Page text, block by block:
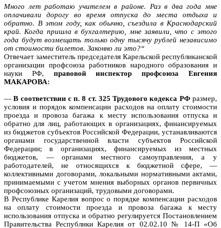
Много лет работаю учителем в районе. Раз в два года мне
оплачивали дорогу во время отпуска до места отдыха и
обратно. В этом году, как обычно, съездила в Краснодарский
край. Когда пришла в бухгалтерию, мне заявили, что с этого
года будут возмещать только одну тысячу рублей независимо
от стоимости билетов. Законно ли это?“
Отвечает заместитель председателя Карельской республиканской
организации профсоюза работников народного образования и
науки РФ, правовой инспектор профсоюза Евгения
МАКАРОВА:
—В соответствии с п. 8 ст. 325 Трудового кодекса РФразмер,
условия и порядок компенсации расходов на оплату стоимости
проезда и провоза багажа к месту использования отпуска и
обратно для лиц, работающих в организациях, финансируемых
из бюджетов субъектов Российской Федерации, устанавливаются
органами государственной власти субъектов Российской
Федерации; в организациях, финансируемых из местных
бюджетов, — органами местного самоуправления, а у
работодателей, не относящихся к бюджетной сфере, —
коллективными договорами, локальными нормативными актами,
принимаемыми с учетом мнения выборных органов первичных
профсоюзных организаций, трудовыми договорами.
В Республике Карелия вопрос о порядке компенсации расходов
на оплату стоимости проезда и провоза багажа к месту
использования отпуска и обратно регулируется Постановлением
Правительства Республики Карелия от 02.02.10 № 14-П «Об